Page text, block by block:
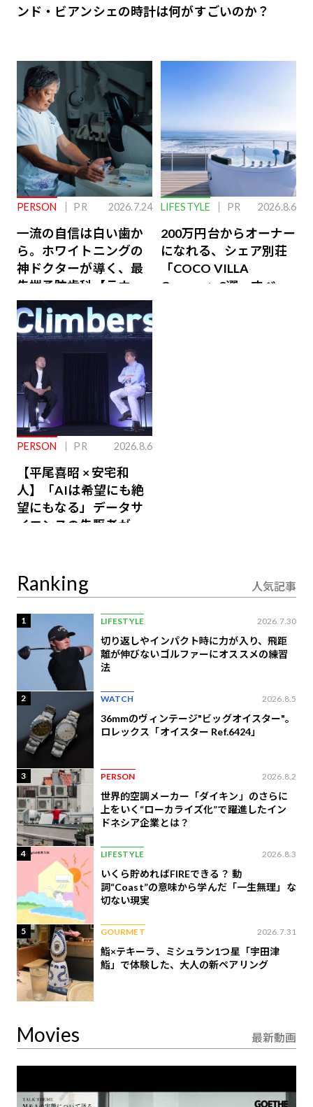
ンド・ビアンシェの時計は何がすごいのか？
PERSON PR 2026.7.24
一流の自信は白い歯か
ら。ホワイトニングの
神ドクターが導く、最
先端予防歯科【ラウン
ジ会員特典あり】
LIFESTYLE PR 2026.8.6
200万円台からオーナー
になれる、シェア別荘
「COCO VILLA
Owners」3選。すべて
PERSON PR 2026.8.6
【平尾喜昭 × 安宅和
人】「AIは希望にも絶
望にもなる」データサ
イエンスの先駆者が語
Ranking 人気記事
1 LIFESTYLE 2026.7.30
切り返しやインパクト時に力が入り、飛距
離が伸びないゴルファーにオススメの練習
法
2 WATCH 2026.8.5
36mmのヴィンテージ"ビッグオイスター"。
ロレックス「オイスター Ref.6424」
3 PERSON 2026.8.2
世界的空調メーカー「ダイキン」のさらに
上をいく“ローカライズ化”で躍進したイン
ドネシア企業とは？
4 LIFESTYLE 2026.8.3
いくら貯めればFIREできる？ 動
詞“Coast”の意味から学んだ「一生無理」な
切ない現実
5 GOURMET 2026.7.31
鮨×テキーラ、ミシュラン1つ星「宇田津
鮨」で体験した、大人の新ペアリング
Movies 最新動画